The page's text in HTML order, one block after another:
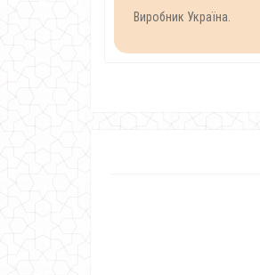
Виробник Україна.